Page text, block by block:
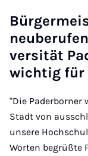
ver­si­tät
wich­tig für
"Die Paderborner
Stadt von
unsere
Worten begrüßte